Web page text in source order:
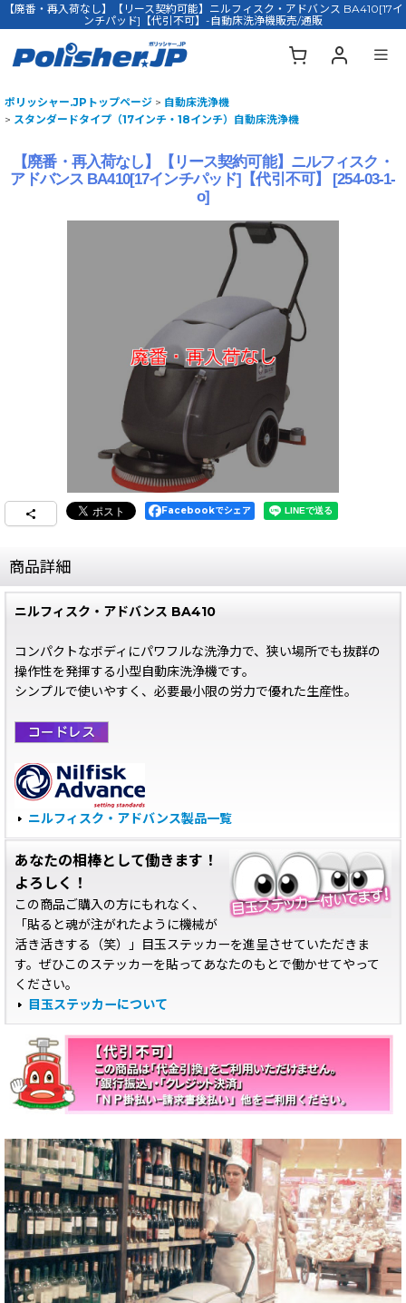
【廃番・再入荷なし】【リース契約可能】ニルフィスク・アドバンス BA410[17イ
ンチパッド]【代引不可】-自動床洗浄機販売/通販
ポリッシャー.JPトップページ > 自動床洗浄機
> スタンダードタイプ（17インチ・18インチ）自動床洗浄機
【廃番・再入荷なし】【リース契約可能】ニルフィスク・
アドバンス BA410[17インチパッド]【代引不可】
[254-03-1-
o]
Facebookでシェア
商品詳細
ニルフィスク・アドバンス BA410
コンパクトなボディにパワフルな洗浄力で、狭い場所でも抜群の
操作性を発揮する小型自動床洗浄機です。
シンプルで使いやすく、必要最小限の労力で優れた生産性。
ニルフィスク・アドバンス製品一覧
あなたの相棒として働きます！
よろしく！
この商品ご購入の方にもれなく、
「貼ると魂が注がれたように機械が
活き活きする（笑）」目玉ステッカーを進呈させていただきま
す。ぜひこのステッカーを貼ってあなたのもとで働かせてやって
ください。
目玉ステッカーについて